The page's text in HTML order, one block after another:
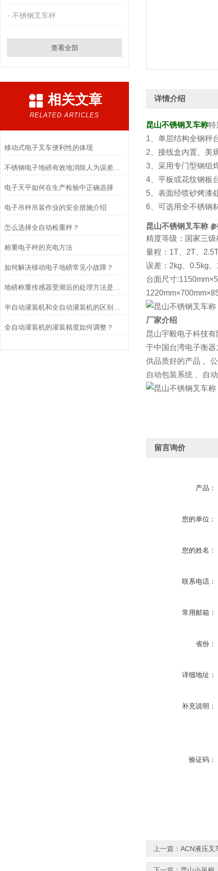
不锈钢叉车秤
查看全部
相关文章
RELATED ARTICLES
移动式电子叉车便利性的体现
不锈钢电子地磅有效地消除人为误差和其他环境因素对测量结果的影响
电子天平如何在生产检验中正确选择
电子吊秤吊装作业的安全措施介绍
怎么选择全自动检重秤？
称重电子秤的充电方法
如何解决移动电子地磅常见小故障？
全自动灌装机的灌装精度如何调整？
详情介绍
昆山不锈钢叉车称特
1、单层结构全钢秤
2、接线盒内置、美
3、采用专门型钢组
4、平板或花纹钢板
5、表面经喷砂烤漆
6、可选用全不锈钢
昆山不锈钢叉车称
精度等级：国家三
量程：1T、2T、
误差：2kg、0.5kg
台面尺寸
厂家介绍
昆山宇毅电子科技
于中国台湾电子衡
供品质好的产品 。
自动包装系统 、自
留言询价
产品：
您的单位：
您的姓名：
联系电话：
常用邮箱：
省份：
详细地址：
补充说明：
验证码：
上一篇： ACN液压叉